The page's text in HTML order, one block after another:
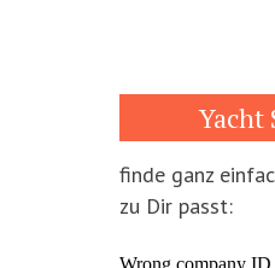
Yacht
finde ganz
zu Dir passt: